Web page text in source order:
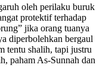
oleh perilaku buruk
protektif terhadap
jika orang tuanya
diperbolehkan bergaul
tentu shalih, tapi justru
paham As-Sunnah dan